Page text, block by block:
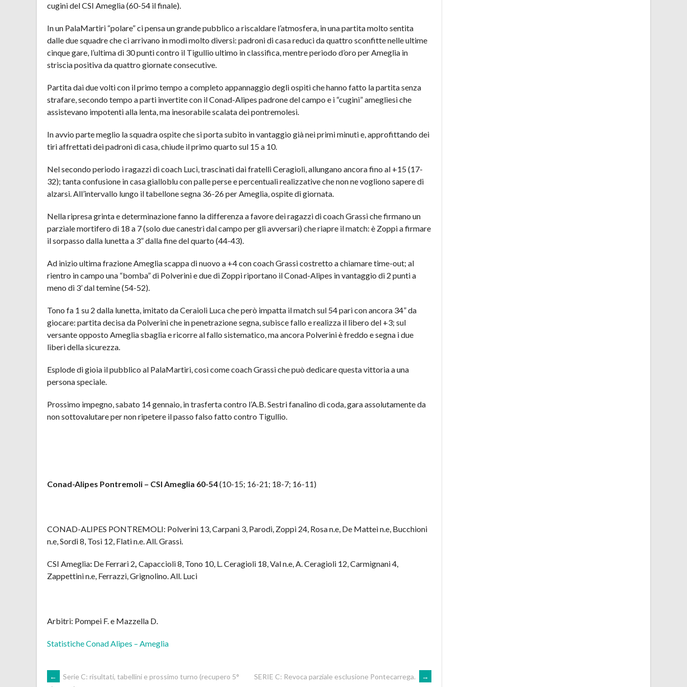
cugini del CSI Ameglia (60-54 il finale).
In un PalaMartiri “polare” ci pensa un grande pubblico a riscaldare l’atmosfera, in una partita molto sentita
dalle due squadre che ci arrivano in modi molto diversi: padroni di casa reduci da quattro sconfitte nelle ultime
cinque gare, l’ultima di 30 punti contro il Tigullio ultimo in classifica, mentre periodo d’oro per Ameglia in
striscia positiva da quattro giornate consecutive.
Partita dai due volti con il primo tempo a completo appannaggio degli ospiti che hanno fatto la partita senza
strafare, secondo tempo a parti invertite con il Conad-Alipes padrone del campo e i “cugini” amegliesi che
assistevano impotenti alla lenta, ma inesorabile scalata dei pontremolesi.
In avvio parte meglio la squadra ospite che si porta subito in vantaggio già nei primi minuti e, approfittando dei
tiri affrettati dei padroni di casa, chiude il primo quarto sul 15 a 10.
Nel secondo periodo i ragazzi di coach Luci, trascinati dai fratelli Ceragioli, allungano ancora fino al +15 (17-
32); tanta confusione in casa gialloblu con palle perse e percentuali realizzative che non ne vogliono sapere di
alzarsi. All’intervallo lungo il tabellone segna 36-26 per Ameglia, ospite di giornata.
Nella ripresa grinta e determinazione fanno la differenza a favore dei ragazzi di coach Grassi che firmano un
parziale mortifero di 18 a 7 (solo due canestri dal campo per gli avversari) che riapre il match: è Zoppi a firmare
il sorpasso dalla lunetta a 3” dalla fine del quarto (44-43).
Ad inizio ultima frazione Ameglia scappa di nuovo a +4 con coach Grassi costretto a chiamare time-out; al
rientro in campo una “bomba” di Polverini e due di Zoppi riportano il Conad-Alipes in vantaggio di 2 punti a
meno di 3’ dal temine (54-52).
Tono fa 1 su 2 dalla lunetta, imitato da Ceraioli Luca che però impatta il match sul 54 pari con ancora 34” da
giocare: partita decisa da Polverini che in penetrazione segna, subisce fallo e realizza il libero del +3; sul
versante opposto Ameglia sbaglia e ricorre al fallo sistematico, ma ancora Polverini è freddo e segna i due
liberi della sicurezza.
Esplode di gioia il pubblico al PalaMartiri, così come coach Grassi che può dedicare questa vittoria a una
persona speciale.
Prossimo impegno, sabato 14 gennaio, in trasferta contro l’A.B. Sestri fanalino di coda, gara assolutamente da
non sottovalutare per non ripetere il passo falso fatto contro Tigullio.
Conad-Alipes Pontremoli – CSI Ameglia 60-54(10-15; 16-21; 18-7; 16-11)
CONAD-ALIPES PONTREMOLI: Polverini 13, Carpani 3, Parodi, Zoppi 24, Rosa n.e, De Mattei n.e, Bucchioni
n.e, Sordi 8, Tosi 12, Flati n.e. All. Grassi.
CSI Ameglia: De Ferrari 2 Capaccioli 8, Tono 10, L. Ceragioli 18, Val n.e, A. Ceragioli 12, Carmignani 4,
Zappettini n.e, Ferrazzi, Grignolino. All. Luci
Arbitri: Pompei F. e Mazzella D.
Statistiche Conad Alipes – Ameglia
←
Serie C: risultati, tabellini e prossimo turno (recupero 5°
SERIE C: Revoca parziale esclusione Pontecarrega. →